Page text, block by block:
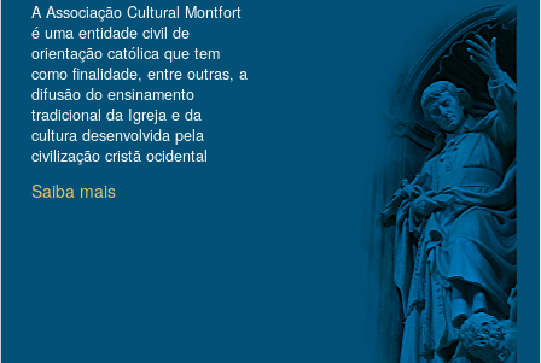
A Associação Cultural Montfort
é uma entidade civil de
orientação católica que tem
como finalidade, entre outras, a
difusão do ensinamento
tradicional da Igreja e da
cultura desenvolvida pela
civilização cristã ocidental
Saiba mais